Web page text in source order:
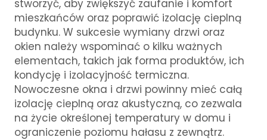
stworzyć, aby zwiększyć zaufanie i komfort
mieszkańców oraz poprawić izolację cieplną
budynku. W sukcesie wymiany drzwi oraz
okien należy wspominać o kilku ważnych
elementach, takich jak forma produktów, ich
kondycję i izolacyjność termiczna.
Nowoczesne okna i drzwi powinny mieć całą
izolację cieplną oraz akustyczną, co zezwala
na życie określonej temperatury w domu i
ograniczenie poziomu hałasu z zewnątrz.